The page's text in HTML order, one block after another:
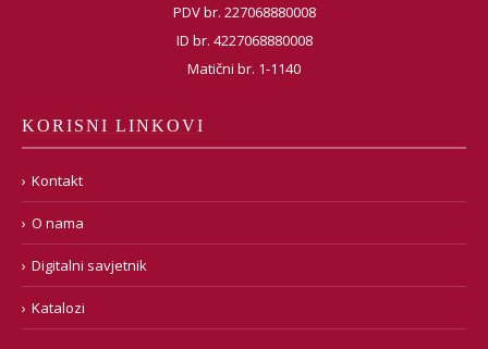
PDV br. 227068880008
ID br. 4227068880008
Matični br. 1-1140
KORISNI LINKOVI
Kontakt
O nama
Digitalni savjetnik
Katalozi